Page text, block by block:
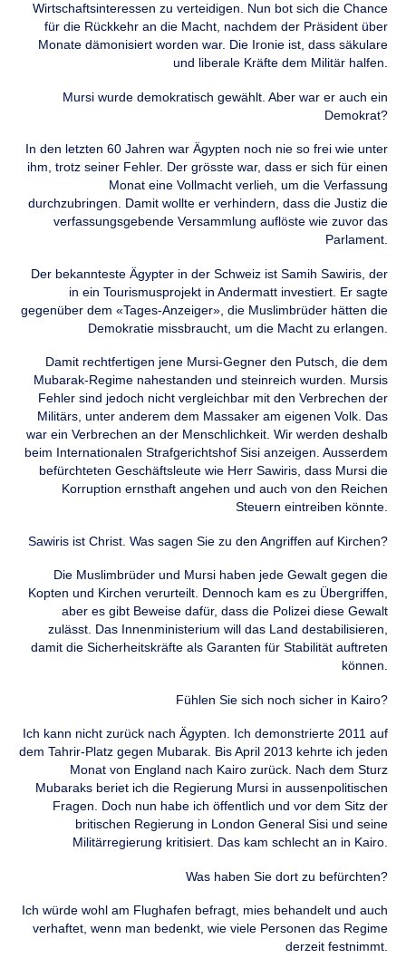
Wirtschaftsinteressen zu verteidigen. Nun bot sich die Chance
für die Rückkehr an die Macht, nachdem der Präsident über
Monate dämonisiert worden war. Die Ironie ist, dass säkulare
und liberale Kräfte dem Militär halfen.
Mursi wurde demokratisch gewählt. Aber war er auch ein
Demokrat?
In den letzten 60 Jahren war Ägypten noch nie so frei wie unter
ihm, trotz seiner Fehler. Der grösste war, dass er sich für einen
Monat eine Vollmacht verlieh, um die Verfassung
durchzubringen. Damit wollte er verhindern, dass die Justiz die
verfassungsgebende Versammlung auflöste wie zuvor das
Parlament.
Der bekannteste Ägypter in der Schweiz ist Samih Sawiris, der
in ein Tourismusprojekt in Andermatt investiert. Er sagte
gegenüber dem «Tages-Anzeiger», die Muslimbrüder hätten die
Demokratie missbraucht, um die Macht zu erlangen.
Damit rechtfertigen jene Mursi-Gegner den Putsch, die dem
Mubarak-Regime nahestanden und steinreich wurden. Mursis
Fehler sind jedoch nicht vergleichbar mit den Verbrechen der
Militärs, unter anderem dem Massaker am eigenen Volk. Das
war ein Verbrechen an der Menschlichkeit. Wir werden deshalb
beim Internationalen Strafgerichtshof Sisi anzeigen. Ausserdem
befürchteten Geschäftsleute wie Herr Sawiris, dass Mursi die
Korruption ernsthaft angehen und auch von den Reichen
Steuern eintreiben könnte.
Sawiris ist Christ. Was sagen Sie zu den Angriffen auf Kirchen?
Die Muslimbrüder und Mursi haben jede Gewalt gegen die
Kopten und Kirchen verurteilt. Dennoch kam es zu Übergriffen,
aber es gibt Beweise dafür, dass die Polizei diese Gewalt
zulässt. Das Innenministerium will das Land destabilisieren,
damit die Sicherheitskräfte als Garanten für Stabilität auftreten
können.
Fühlen Sie sich noch sicher in Kairo?
Ich kann nicht zurück nach Ägypten. Ich demonstrierte 2011 auf
dem Tahrir-Platz gegen Mubarak. Bis April 2013 kehrte ich jeden
Monat von England nach Kairo zurück. Nach dem Sturz
Mubaraks beriet ich die Regierung Mursi in aussenpolitischen
Fragen. Doch nun habe ich öffentlich und vor dem Sitz der
britischen Regierung in London General Sisi und seine
Militärregierung kritisiert. Das kam schlecht an in Kairo.
Was haben Sie dort zu befürchten?
Ich würde wohl am Flughafen befragt, mies behandelt und auch
verhaftet, wenn man bedenkt, wie viele Personen das Regime
derzeit festnimmt.